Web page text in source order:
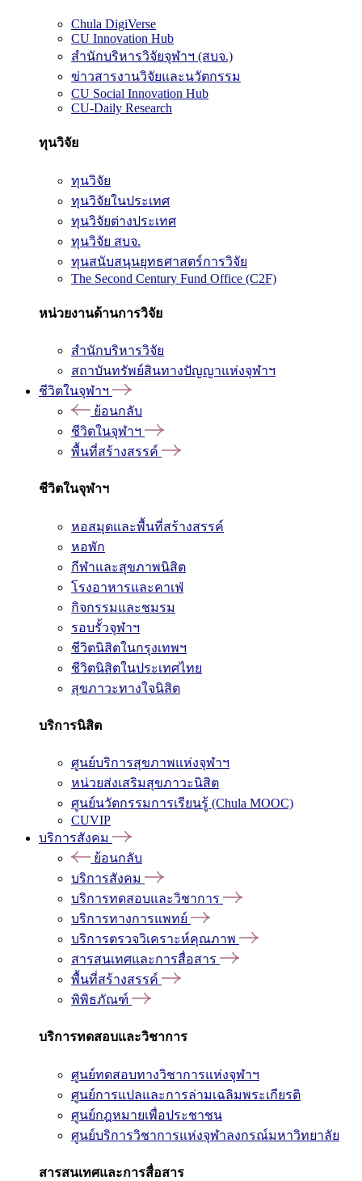
Chula DigiVerse
CU Innovation Hub
สำนักบริหารวิจัยจุฬาฯ (สบจ.)
ข่าวสารงานวิจัยและนวัตกรรม
CU Social Innovation Hub
CU-Daily Research
ทุนวิจัย
ทุนวิจัย
ทุนวิจัยในประเทศ
ทุนวิจัยต่างประเทศ
ทุนวิจัย สบจ.
ทุนสนับสนุนยุทธศาสตร์การวิจัย
The Second Century Fund Office (C2F)
หน่วยงานด้านการวิจัย
สำนักบริหารวิจัย
สถาบันทรัพย์สินทางปัญญาแห่งจุฬาฯ
ชีวิตในจุฬาฯ
ย้อนกลับ
ชีวิตในจุฬาฯ
พื้นที่สร้างสรรค์
ชีวิตในจุฬาฯ
หอสมุดและพื้นที่สร้างสรรค์
หอพัก
กีฬาและสุขภาพนิสิต
โรงอาหารและคาเฟ่
กิจกรรมและชมรม
รอบรั้วจุฬาฯ
ชีวิตนิสิตในกรุงเทพฯ
ชีวิตนิสิตในประเทศไทย
สุขภาวะทางใจนิสิต
บริการนิสิต
ศูนย์บริการสุขภาพแห่งจุฬาฯ
หน่วยส่งเสริมสุขภาวะนิสิต
ศูนย์นวัตกรรมการเรียนรู้ (Chula MOOC)
CUVIP
บริการสังคม
ย้อนกลับ
บริการสังคม
บริการทดสอบและวิชาการ
บริการทางการแพทย์
บริการตรวจวิเคราะห์คุณภาพ
สารสนเทศและการสื่อสาร
พื้นที่สร้างสรรค์
พิพิธภัณฑ์
บริการทดสอบและวิชาการ
ศูนย์ทดสอบทางวิชาการแห่งจุฬาฯ
ศูนย์การแปลและการล่ามเฉลิมพระเกียรติ
ศูนย์กฎหมายเพื่อประชาชน
ศูนย์บริการวิชาการแห่งจุฬาลงกรณ์มหาวิทยาลัย
สารสนเทศและการสื่อสาร